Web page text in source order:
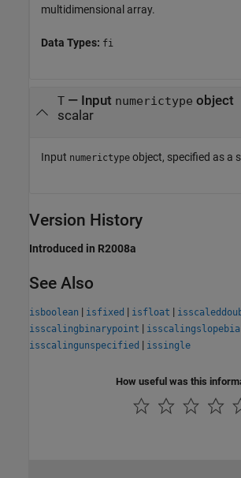
multidimensional array.
Data Types: fi
T— Input numerictype object
scalar
Input numerictype object, specified as a
Version History
Introduced in R2008a
See Also
isboolean | isfixed | isfloat |
isscalingbinarypoint |
isscalingunspecified | issingle
How useful was this